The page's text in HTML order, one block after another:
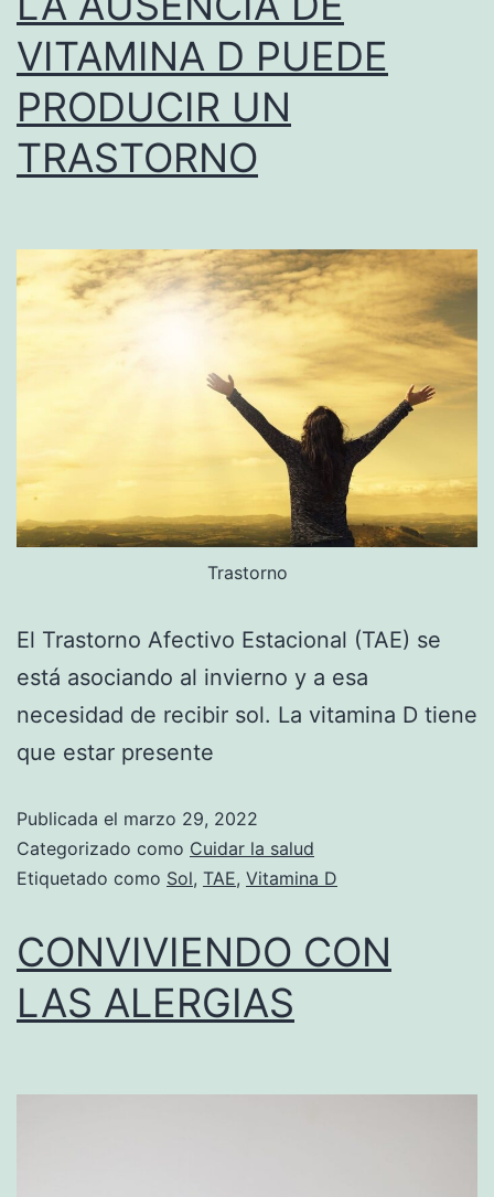
VITAMINA D PUEDE
PRODUCIR UN
TRASTORNO
Trastorno
El Trastorno Afectivo Estacional (TAE) se
está asociando al invierno y a esa
necesidad de recibir sol. La vitamina D tiene
que estar presente
Publicada el marzo 29, 2022
Categorizado como Cuidar la salud
Etiquetado como Sol, TAE, Vitamina D
CONVIVIENDO CON
LAS ALERGIAS